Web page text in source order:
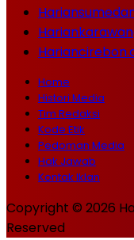
Home
Histori Media
Tim Redaksi
Kode Etik
Pedoman Media
Hak Jawab
Kontak Iklan
Copyright © 2026
Reserved